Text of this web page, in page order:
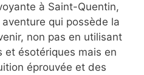
à Saint-Quentin,
qui possède la
non pas en utilisant
et ésotériques mais en
éprouvée et des